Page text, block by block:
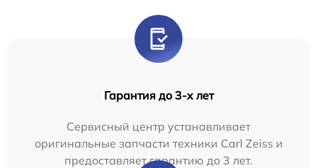
Гарантия до 3-х лет
Сервисный центр устанавливает
оригинальные запчасти техники Carl Zeiss и
предоставляет гарантию до 3 лет.